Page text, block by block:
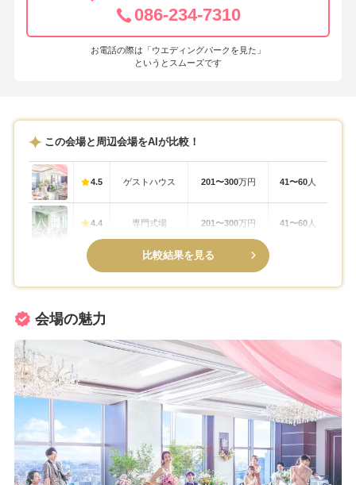
086-234-7310
お電話の際は「ウエディングパークを見た」
というとスムーズです
この会場と周辺会場をAIが比較！
4.5 ゲストハウス 201〜300万円 41〜60人
4.4 専門式場 201〜300万円 41〜60人
比較結果を見る
会場の魅力